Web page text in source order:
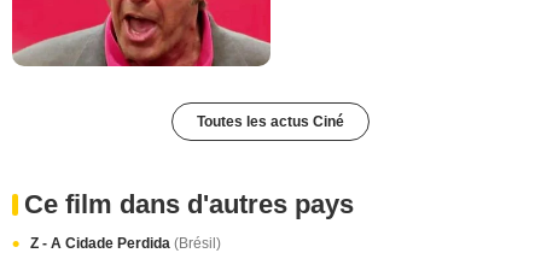
Toutes les actus Ciné
Ce film dans d'autres pays
Z - A Cidade Perdida (Brésil)